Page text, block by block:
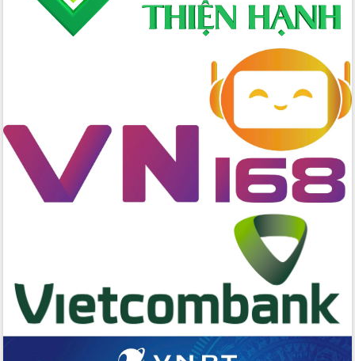
Đắk Lắk nâng cao hiệu quả công tác
Đảng từ Sổ tay đảng viên điện tử
cấp xã
Đắk Lắk phát động hưởng ứng Ngày
Quyền của người tiêu dùng Việt Nam
2026
Đẩy mạnh cải cách hành chính, quyết
Phó Bí thư Tỉnh ủy Đắk Lắk Đỗ Hữu
Huy giữ chức Bí thư Đảng ủy Ủy Ban
Nhân dân tỉnh
Bệnh án điện tử thúc đẩy chuyển đổi